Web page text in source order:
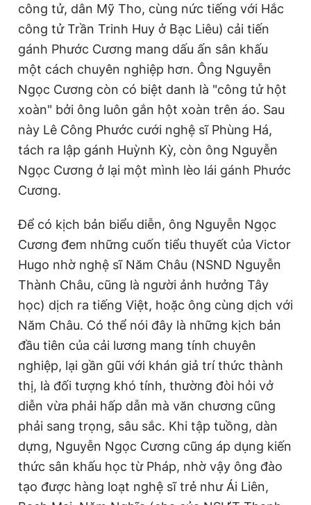
công tử, dân Mỹ Tho, cùng nức tiếng với Hắc
công tử Trần Trinh Huy ở Bạc Liêu) cải tiến
gánh Phước Cương mang dấu ấn sân khấu
một cách chuyên nghiệp hơn. Ông Nguyễn
Ngọc Cương còn có biệt danh là "công tử hột
xoàn" bởi ông luôn gắn hột xoàn trên áo. Sau
này Lê Công Phước cưới nghệ sĩ Phùng Há,
tách ra lập gánh Huỳnh Kỳ, còn ông Nguyễn
Ngọc Cương ở lại một mình lèo lái gánh Phước
Cương.
Để có kịch bản biểu diễn, ông Nguyễn Ngọc
Cương đem những cuốn tiểu thuyết của Victor
Hugo nhờ nghệ sĩ Năm Châu (NSND Nguyễn
Thành Châu, cũng là người ảnh hưởng Tây
học) dịch ra tiếng Việt, hoặc ông cùng dịch với
Năm Châu. Có thể nói đây là những kịch bản
đầu tiên của cải lương mang tính chuyên
nghiệp, lại gần gũi với khán giả trí thức thành
thị, là đối tượng khó tính, thường đòi hỏi vở
diễn vừa phải hấp dẫn mà văn chương cũng
phải sang trọng, sâu sắc. Khi tập tuồng, dàn
dựng, Nguyễn Ngọc Cương cũng áp dụng kiến
thức sân khấu học từ Pháp, nhờ vậy ông đào
tạo được hàng loạt nghệ sĩ trẻ như Ái Liên,